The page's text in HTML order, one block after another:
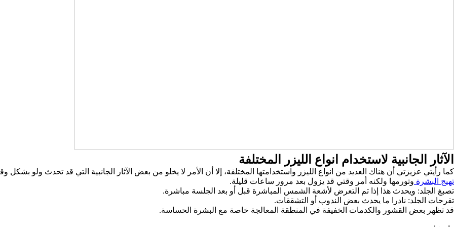
الآثار الجانبية لاستخدام انواع الليزر المختلفة
كما رأيتي عزيزتي أن هناك العديد من انواع الليزر واستخدامتها المختلفة، إلا أن الأمر لا يخلو من بعض الآثار الجانبية التي قد تحدث ولو بشكل
تهيج البشرة وتورمها ولكنه أمر وقتي قد يزول بعد مرور ساعات قليلة.
تصبغ الجلد: ويحدث هذا إذا تم التعرض لأشعة الشمس المباشرة قبل أو بعد الجلسة مباشرة.
تقرحات الجلد: نادرا ما يحدث بعض الندوب أو التشققات.
قد تظهر بعض القشور والكدمات الخفيفة في المنطقة المعالجة خاصة مع البشرة الحساسة.